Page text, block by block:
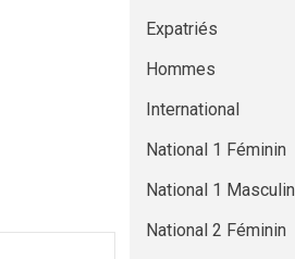
Expatriés
Hommes
International
National 1 Féminin
National 1 Masculin
National 2 Féminin